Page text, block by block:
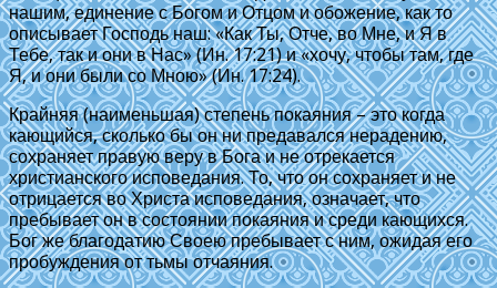
нашим, единение с Богом и Отцом и обожение, как то
описывает Господь наш: «Как Ты, Отче, во Мне, и Я в
Тебе, так и они в Нас» (Ин. 17:21) и «хочу, чтобы там, где
Я, и они были со Мною» (Ин. 17:24).
Крайняя (наименьшая) степень покаяния – это когда
кающийся, сколько бы он ни предавался нерадению,
сохраняет правую веру в Бога и не отрекается
христианского исповедания. То, что он сохраняет и не
отрицается во Христа исповедания, означает, что
пребывает он в состоянии покаяния и среди кающихся.
Бог же благодатию Своею пребывает с ним, ожидая его
пробуждения от тьмы отчаяния.